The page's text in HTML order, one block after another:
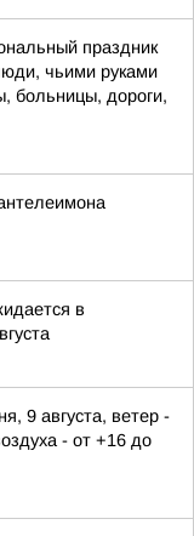
праздник
чьими руками
больницы, дороги,
в
9 августа, ветер -
- от +16 до